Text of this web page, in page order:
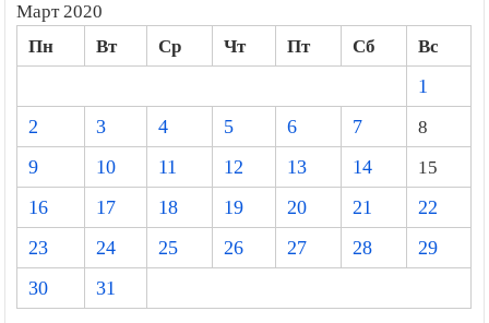
Март 2020
Пн Вт Ср Чт Пт Сб
Вс
1
2
3 4 5 6 7
8
9
10 11 12 13 14
15
16
17 18 19 20 21
22
23
24 25 26 27 28
29
30
31